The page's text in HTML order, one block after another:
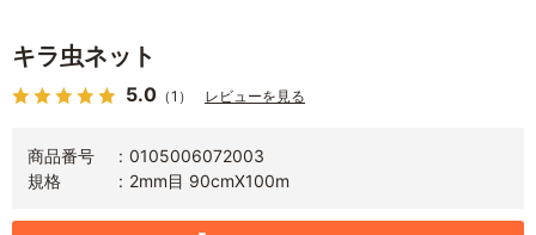
キラ虫ネット
5.0 （1） レビューを見る
商品番号
0105006072003
規格
2mm目 90cmX100m